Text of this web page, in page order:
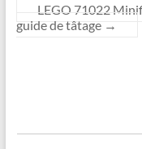
LEGO 71022
guide de tâtage →